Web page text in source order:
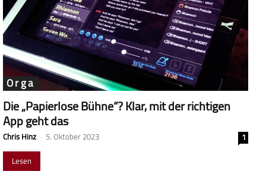
Orga
Die „Papierlose Bühne“? Klar, mit der richtigen
App geht das
Chris Hinz - 5. Oktober 2023
1
Lesen